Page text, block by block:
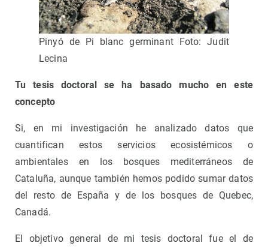
Pinyó de Pi blanc germinant Foto: Judit
Lecina
Tu tesis doctoral se ha basado mucho en este
concepto
Si, en mi investigación he analizado datos que
cuantifican estos servicios ecosistémicos o
ambientales en los bosques mediterráneos de
Cataluña, aunque también hemos podido sumar datos
del resto de España y de los bosques de Quebec,
Canadá.
El objetivo general de mi tesis doctoral fue el de